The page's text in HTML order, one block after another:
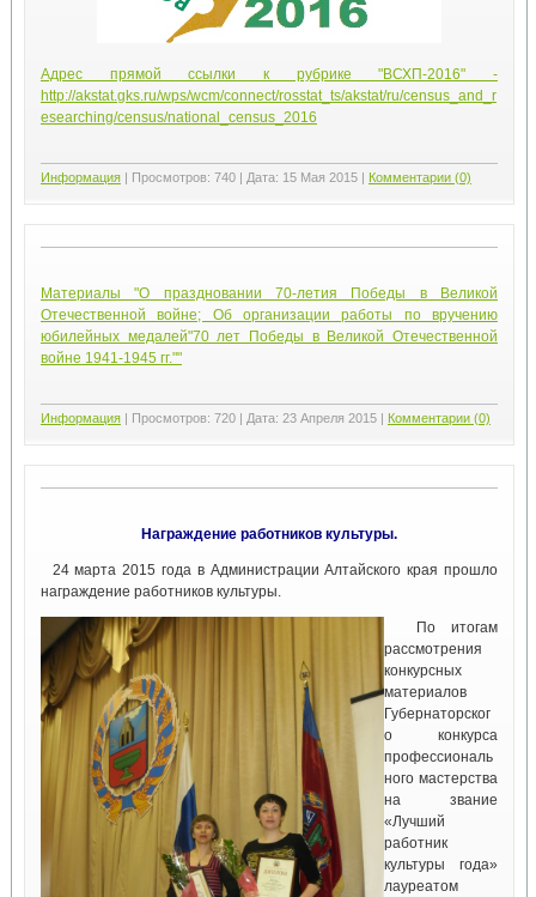
Адрес прямой ссылки к рубрике "ВСХП-2016" -
http://akstat.gks.ru/wps/wcm/connect/rosstat_ts/akstat/ru/census_and_r
esearching/census/national_census_2016
Информация| Просмотров: 740| Дата: 15 Мая 2015 Комментарии (0)
Материалы "О праздновании 70-летия Победы в Великой
Отечественной войне; Об организации работы по вручению
юбилейных медалей"70 лет Победы в Великой Отечественной
войне 1941-1945 гг.""
Информация| Просмотров: 720| Дата: 23 Апреля 2015 Комментарии (0)
Награждение работников культуры.
24 марта 2015 года в Администрации Алтайского края прошло
награждение работников культуры.
По итогам
рассмотрения
конкурсных
материалов
Губернаторског
о конкурса
профессиональ
ного мастерства
на звание
«Лучший
работник
культуры года»
лауреатом